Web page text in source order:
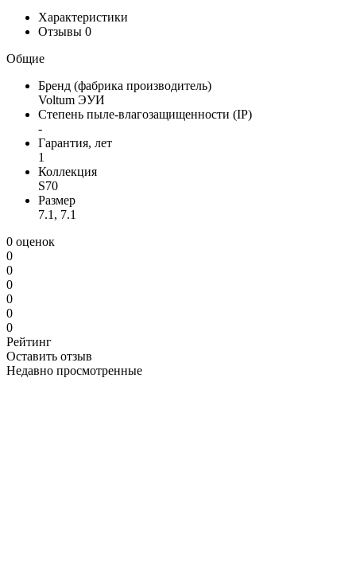
Характеристики
Отзывы 0
Общие
Бренд (фабрика производитель)
Voltum ЭУИ
Степень пыле-влагозащищенности (IP)
-
Гарантия, лет
1
Коллекция
S70
Размер
7.1, 7.1
0 оценок
0
0
0
0
0
0
Рейтинг
Оставить отзыв
Недавно просмотренные